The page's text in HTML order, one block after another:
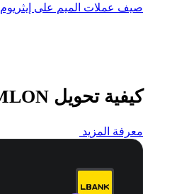
صيف عملات الميم على إيثريوم
كيفية تحويل ASMLON إلى CAD
معرفة المزيد